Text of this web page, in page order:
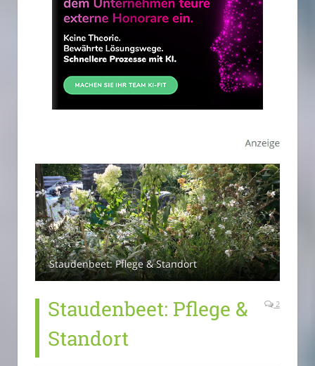
Staudenbeet: Pflege & Standort
Staudenbeet: Pflege &
Standort
2